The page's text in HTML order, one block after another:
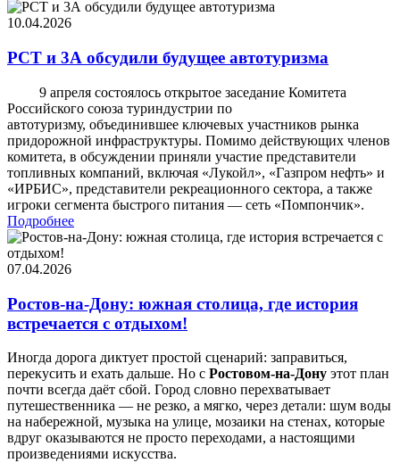
10.04.2026
РСТ и 3А обсудили будущее автотуризма
9 апреля состоялось открытое заседание Комитета
Российского союза туриндустрии по
автотуризму, объединившее ключевых участников рынка
придорожной инфраструктуры. Помимо действующих членов
комитета, в обсуждении приняли участие представители
топливных компаний, включая «Лукойл», «Газпром нефть» и
«ИРБИС», представители рекреационного сектора, а также
игроки сегмента быстрого питания — сеть «Помпончик».
Подробнее
07.04.2026
Ростов-на-Дону: южная столица, где история
встречается с отдыхом!
Иногда дорога диктует простой сценарий: заправиться,
перекусить и ехать дальше. Но с Ростовом-на-Дону этот план
почти всегда даёт сбой. Город словно перехватывает
путешественника — не резко, а мягко, через детали: шум воды
на набережной, музыка на улице, мозаики на стенах, которые
вдруг оказываются не просто переходами, а настоящими
произведениями искусства.